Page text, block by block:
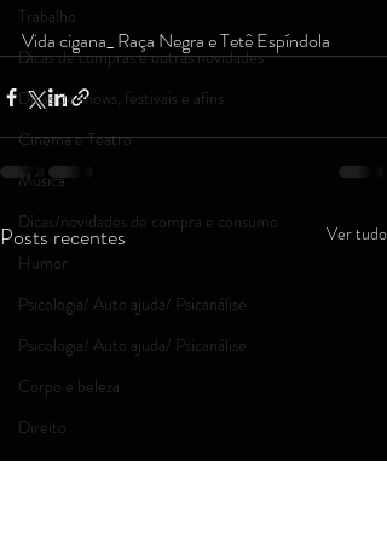
Trabalho
Dicas de compras e outras novidades
Dicas de shows, festivais e afins
Cinema e Teatro
Música
Dicas/novidades de compra e consumo
Humor
Psicologia/ Auto ajuda/ Psicanálise
Psicologia/ Auto ajuda/ Psicanálise
Corpo e beleza
Direito
Reality shows
Vida cigana_ Raça Negra e Tetê Espíndola
Posts recentes Ver tudo